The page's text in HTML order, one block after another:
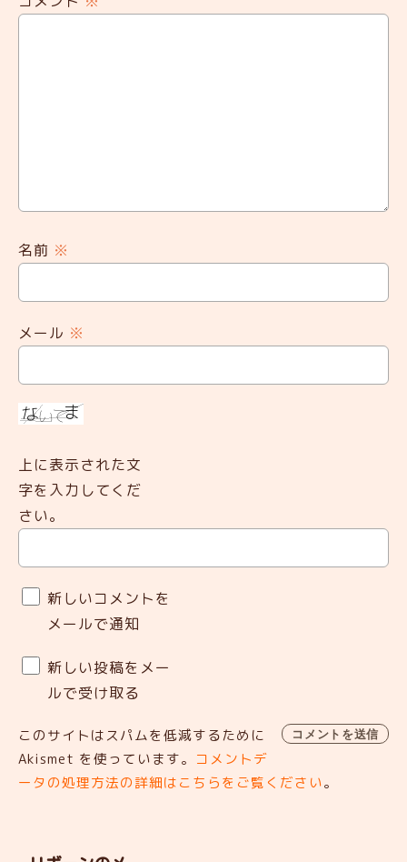
名前 ※
メール ※
上に表示された文
字を入力してくだ
さい。
新しいコメントを
メールで通知
新しい投稿をメー
ルで受け取る
このサイトはスパムを低減するために
Akismet を使っています。 コメントデ
ータの処理方法の詳細はこちらをご覧ください。